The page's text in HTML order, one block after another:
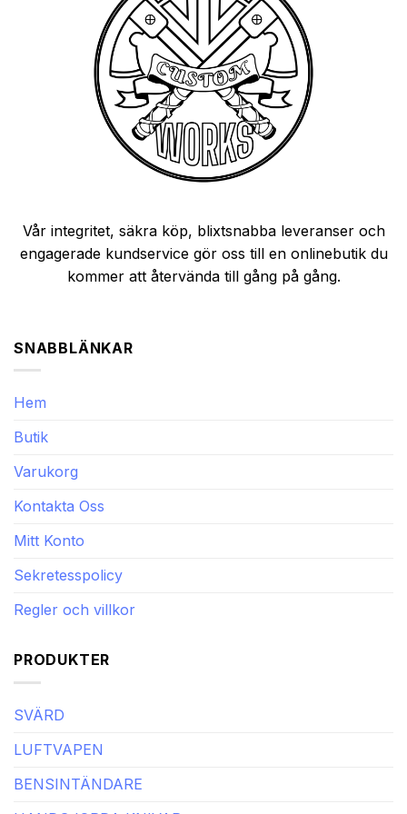
Vår integritet, säkra köp, blixtsnabba leveranser och
engagerade kundservice gör oss till en onlinebutik du
kommer att återvända till gång på gång.
SNABBLÄNKAR
Hem
Butik
Varukorg
Kontakta Oss
Mitt Konto
Sekretesspolicy
Regler och villkor
PRODUKTER
SVÄRD
LUFTVAPEN
BENSINTÄNDARE